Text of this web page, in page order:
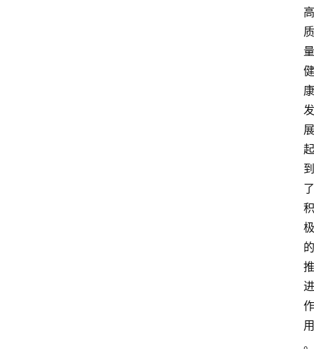
高
质
量
健
康
发
展
起
到
了
积
极
的
推
进
作
用
。